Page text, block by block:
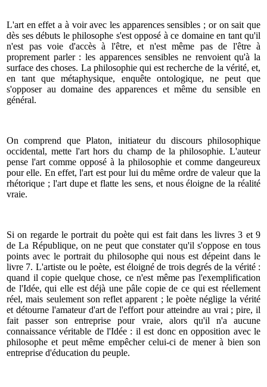
L'art en effet a à voir avec les apparences sensibles ; or on sait que
dès ses débuts le philosophe s'est opposé à ce domaine en tant qu'il
n'est pas voie d'accès à l'être, et n'est même pas de l'être à
proprement parler : les apparences sensibles ne renvoient qu'à la
surface des choses. La philosophie qui est recherche de la vérité, et,
en tant que métaphysique, enquête ontologique, ne peut que
s'opposer au domaine des apparences et même du sensible en
général.
On comprend que Platon, initiateur du discours philosophique
occidental, mette l'art hors du champ de la philosophie. L'auteur
pense l'art comme opposé à la philosophie et comme dangeureux
pour elle. En effet, l'art est pour lui du même ordre de valeur que la
rhétorique ; l'art dupe et flatte les sens, et nous éloigne de la réalité
vraie.
Si on regarde le portrait du poète qui est fait dans les livres 3 et 9
de La République, on ne peut que constater qu'il s'oppose en tous
points avec le portrait du philosophe qui nous est dépeint dans le
livre 7. L'artiste ou le poète, est éloigné de trois degrés de la vérité :
quand il copie quelque chose, ce n'est même pas l'exemplification
de l'Idée, qui elle est déjà une pâle copie de ce qui est réellement
réel, mais seulement son reflet apparent ; le poète néglige la vérité
et détourne l'amateur d'art de l'effort pour atteindre au vrai ; pire, il
fait passer son entreprise pour vraie, alors qu'il n'a aucune
connaissance véritable de l'Idée : il est donc en opposition avec le
philosophe et peut même empêcher celui-ci de mener à bien son
entreprise d'éducation du peuple.